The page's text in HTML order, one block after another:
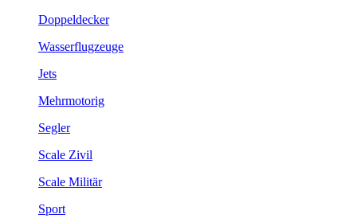
Doppeldecker
Wasserflugzeuge
Jets
Mehrmotorig
Segler
Scale Zivil
Scale Militär
Sport